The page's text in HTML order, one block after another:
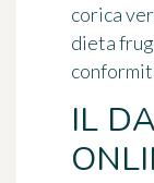
corica
dieta
IL